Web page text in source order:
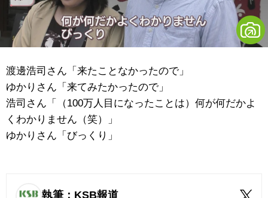
渡邊浩司さん「来たことなかったので」
ゆかりさん「来てみたかったので」
浩司さん「（100万人目になったことは）何が何だかよ
くわかりません（笑）」
ゆかりさん「びっくり」
執筆：KSB報道